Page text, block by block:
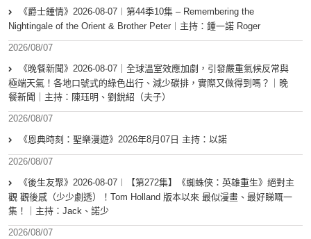
《爵士鍾情》2026-08-07︱第44季10集 – Remembering the
Nightingale of the Orient & Brother Peter︱主持：鍾一諾 Roger
2026/08/07
《晚餐新聞》2026-08-07｜全球溫室效應加劇，引發嚴重氣候反常與
極端天氣！各地口號式的綠色出行、減少碳排，實際又做得到嗎？｜晚
餐新聞｜主持：陳珏明、劉銳紹（夫子）
2026/08/07
《恩典時刻：聖樂漫遊》2026年8月07日 主持：以諾
2026/08/07
《後生友聚》2026-08-07︱【第272集】《蜘蛛俠：英雄重生》絕對主
觀 觀後感（少少劇透）！Tom Holland 版本以來 最似漫畫、最好睇嘅一
集！｜主持：Jack、諾少
2026/08/07